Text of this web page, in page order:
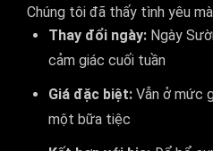
Chúng tôi đã thấy tình yêu
Thay đổi ngày: Ngày
cảm giác cuối tuần
Giá đặc biệt: Vẫn ở mức
một bữa tiệc